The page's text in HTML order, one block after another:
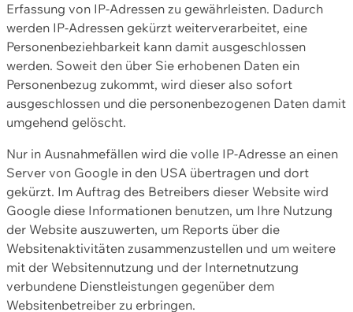
Erfassung von IP-Adressen zu gewährleisten. Dadurch
werden IP-Adressen gekürzt weiterverarbeitet, eine
Personenbeziehbarkeit kann damit ausgeschlossen
werden. Soweit den über Sie erhobenen Daten ein
Personenbezug zukommt, wird dieser also sofort
ausgeschlossen und die personenbezogenen Daten damit
umgehend gelöscht.
Nur in Ausnahmefällen wird die volle IP-Adresse an einen
Server von Google in den USA übertragen und dort
gekürzt. Im Auftrag des Betreibers dieser Website wird
Google diese Informationen benutzen, um Ihre Nutzung
der Website auszuwerten, um Reports über die
Websitenaktivitäten zusammenzustellen und um weitere
mit der Websitennutzung und der Internetnutzung
verbundene Dienstleistungen gegenüber dem
Websitenbetreiber zu erbringen.